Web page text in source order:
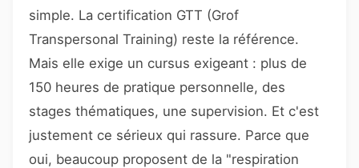
simple. La certification GTT (Grof
Transpersonal Training) reste la référence.
Mais elle exige un cursus exigeant : plus de
150 heures de pratique personnelle, des
stages thématiques, une supervision. Et c'est
justement ce sérieux qui rassure. Parce que
oui, beaucoup proposent de la "respiration